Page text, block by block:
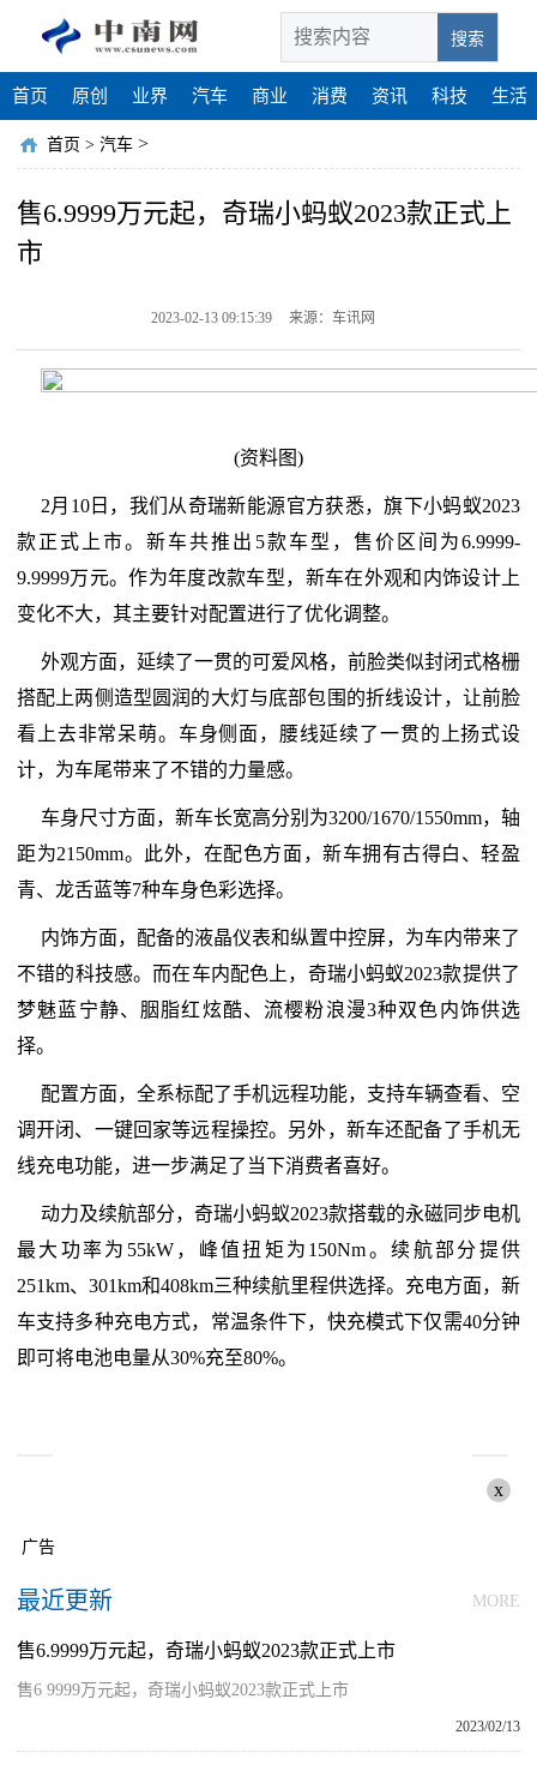
搜索
首页 原创 业界 汽车 商业 消费 资讯 科技 生活
首页 > 汽车 >
售6.9999万元起，奇瑞小蚂蚁2023款正式上
市
2023-02-13 09:15:39 来源：车讯网
(资料图)
2月10日，我们从奇瑞新能源官方获悉，旗下小蚂蚁2023
款正式上市。新车共推出5款车型，售价区间为6.9999-
9.9999万元。作为年度改款车型，新车在外观和内饰设计上
变化不大，其主要针对配置进行了优化调整。
外观方面，延续了一贯的可爱风格，前脸类似封闭式格栅
搭配上两侧造型圆润的大灯与底部包围的折线设计，让前脸
看上去非常呆萌。车身侧面，腰线延续了一贯的上扬式设
计，为车尾带来了不错的力量感。
车身尺寸方面，新车长宽高分别为3200/1670/1550mm，轴
距为2150mm。此外，在配色方面，新车拥有古得白、轻盈
青、龙舌蓝等7种车身色彩选择。
内饰方面，配备的液晶仪表和纵置中控屏，为车内带来了
不错的科技感。而在车内配色上，奇瑞小蚂蚁2023款提供了
梦魅蓝宁静、胭脂红炫酷、流樱粉浪漫3种双色内饰供选
择。
配置方面，全系标配了手机远程功能，支持车辆查看、空
调开闭、一键回家等远程操控。另外，新车还配备了手机无
线充电功能，进一步满足了当下消费者喜好。
动力及续航部分，奇瑞小蚂蚁2023款搭载的永磁同步电机
最大功率为55kW，峰值扭矩为150Nm。续航部分提供
251km、301km和408km三种续航里程供选择。充电方面，新
车支持多种充电方式，常温条件下，快充模式下仅需40分钟
即可将电池电量从30%充至80%。
x
广告
最近更新 MORE
售6.9999万元起，奇瑞小蚂蚁2023款正式上市
售6 9999万元起，奇瑞小蚂蚁2023款正式上市
2023/02/13